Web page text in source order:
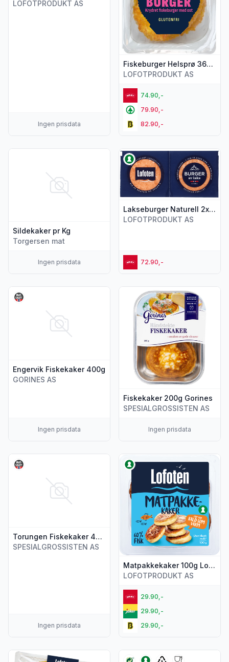
LOFOTPRODUKT AS
Ingen prisdata
Fiskeburger Helsprø 360g Lofoten
LOFOTPRODUKT AS
74.90,-
79.90,-
82.90,-
Sildekaker pr Kg
Torgersen mat
Ingen prisdata
Vis flere detaljer for produktet "Sildekaker pr Kg"
Lakseburger Naturell 2x130g Lofoten
LOFOTPRODUKT AS
72.90,-
Vis flere detaljer for
Engervik Fiskekaker 400g
GORINES AS
Ingen prisdata
Vis flere detaljer for produktet "Engervik Fiskekaker 400g"
Fiskekaker 200g Gorines
SPESIALGROSSISTEN AS
Ingen prisdata
Vis flere detaljer for
Torungen Fiskekaker 400g
SPESIALGROSSISTEN AS
Ingen prisdata
Vis flere detaljer for produktet "Torungen Fiskekaker 400g"
Matpakkekaker 100g Lofoten
LOFOTPRODUKT AS
29.90,-
29.90,-
29.90,-
Vis flere detaljer for
Vis flere detaljer for produktet "Fiskekaker Helsprø 500g
Vis flere detaljer for